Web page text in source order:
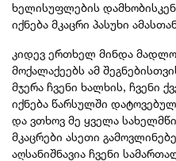
ხელისუფლების დამხობისკენ
იქნება მკაცრი პასუხი
კიდევ ერთხელ მინდა
მოქალაქეებს ამ
მჯერა ჩვენი ხალხის, ჩვენი
იქნება წარსულში
და ვთხოვ მე ყველა
მკაცრები ასეთი
აღსანიშნავია ჩვენი